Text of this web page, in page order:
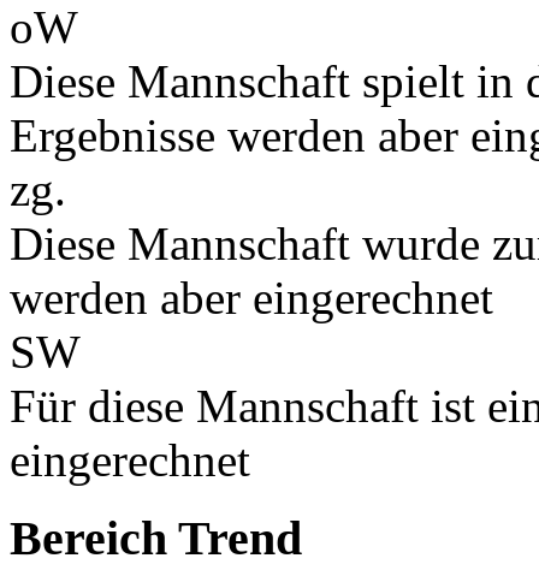
oW
Diese Mannschaft spielt in
Ergebnisse werden aber
zg.
Diese Mannschaft wurde
werden aber eingerechnet
SW
Für diese Mannschaft ist
eingerechnet
Bereich Trend